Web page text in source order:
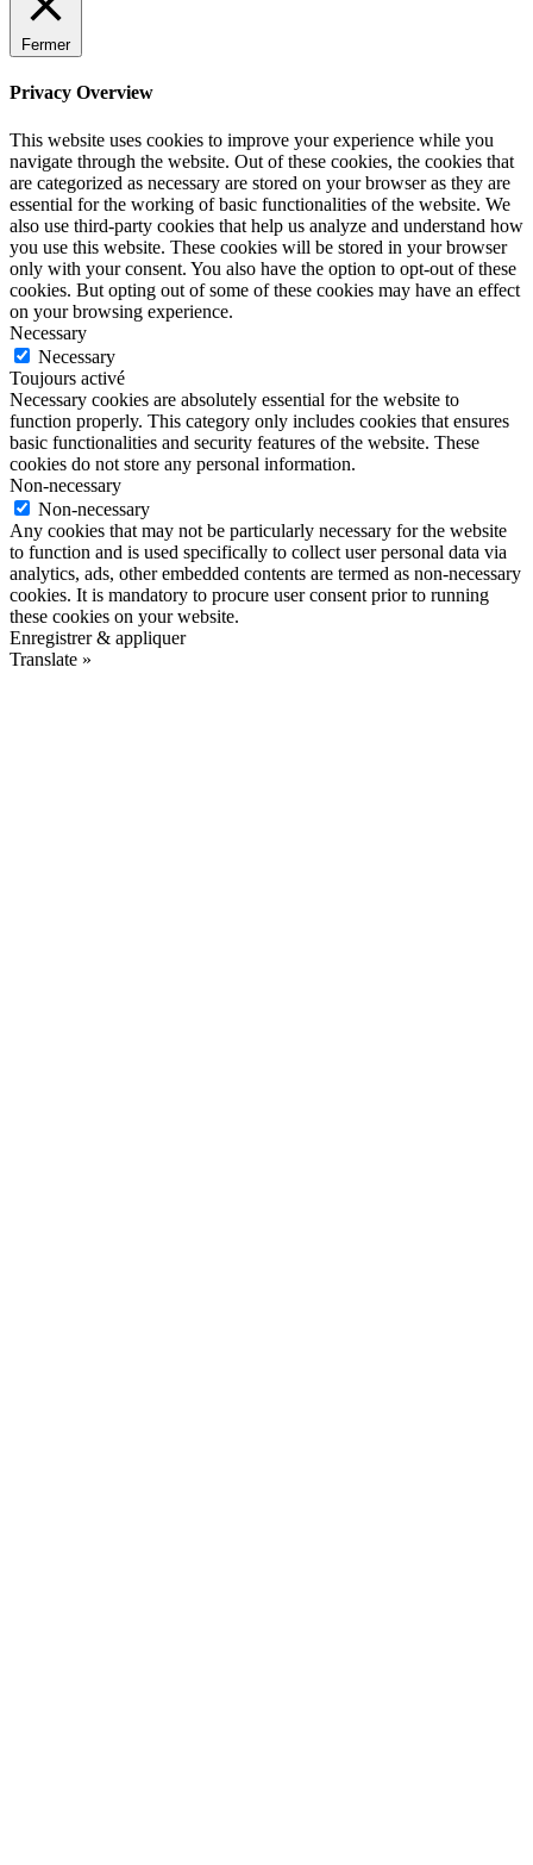
Fermer
Privacy Overview
This website uses cookies to improve your experience while you
navigate through the website. Out of these cookies, the cookies that
are categorized as necessary are stored on your browser as they are
essential for the working of basic functionalities of the website. We
also use third-party cookies that help us analyze and understand how
you use this website. These cookies will be stored in your browser
only with your consent. You also have the option to opt-out of these
cookies. But opting out of some of these cookies may have an effect
on your browsing experience.
Necessary
Necessary
Toujours activé
Necessary cookies are absolutely essential for the website to
function properly. This category only includes cookies that ensures
basic functionalities and security features of the website. These
cookies do not store any personal information.
Non-necessary
Non-necessary
Any cookies that may not be particularly necessary for the website
to function and is used specifically to collect user personal data via
analytics, ads, other embedded contents are termed as non-necessary
cookies. It is mandatory to procure user consent prior to running
these cookies on your website.
Enregistrer & appliquer
Translate »